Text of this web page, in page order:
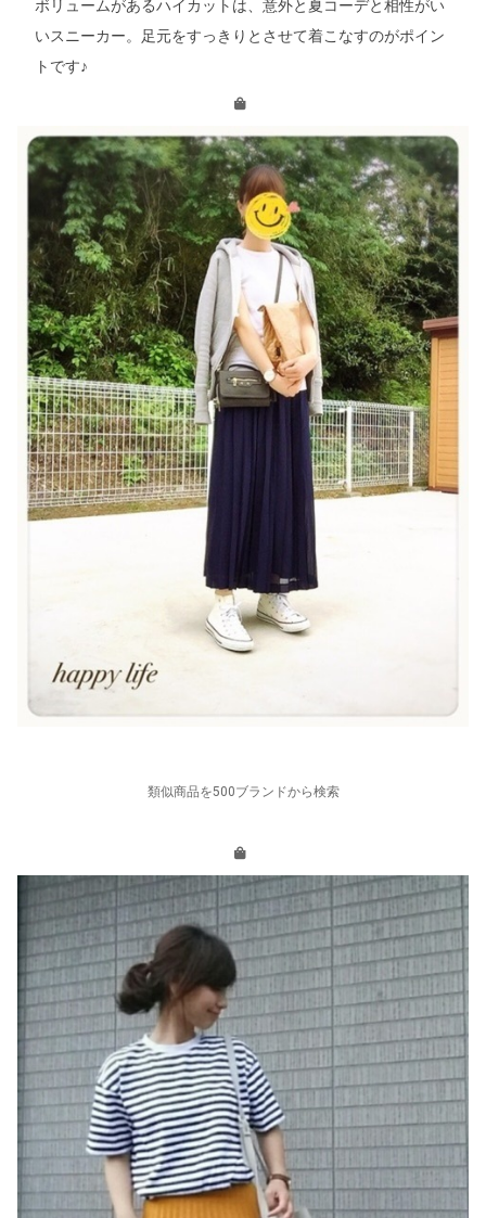
ボリュームがあるハイカットは、意外と夏コーデと相性がい
いスニーカー。足元をすっきりとさせて着こなすのがポイン
トです♪
類似商品を500ブランドから検索